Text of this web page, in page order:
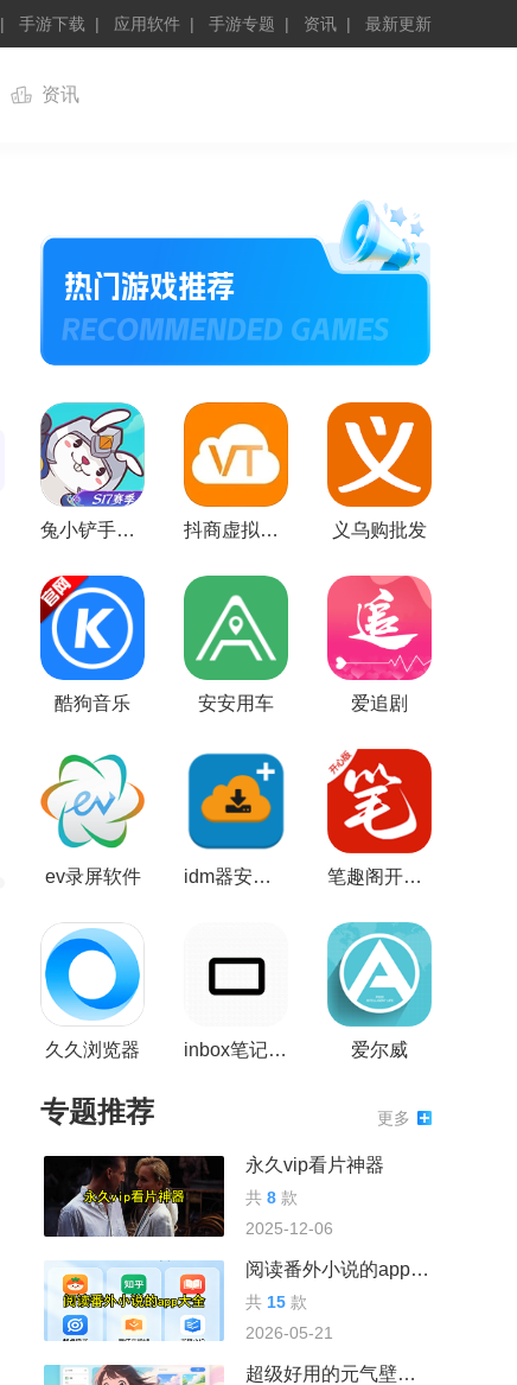
手游下载 应用软件 手游专题 资讯 最新更新
资讯
兔小铲手机版 抖商虚拟助手最新版 义乌购批发
酷狗音乐 安安用车 爱追剧
ev录屏软件 idm器安卓中文版 笔趣阁开心版
久久浏览器 inbox笔记解锁pro版 爱尔威
专题推荐 更多
永久vip看片神器
共 8 款
2025-12-06
阅读番外小说的app大全
共 15 款
2026-05-21
超级好用的元气壁纸软件大全